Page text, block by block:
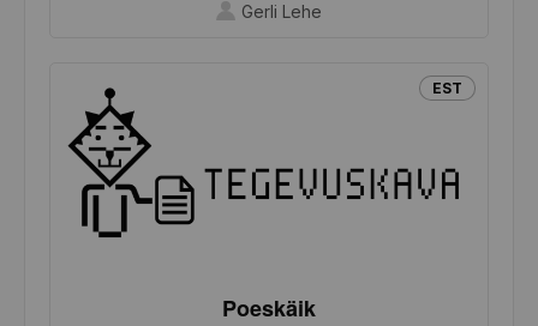
Gerli Lehe
EST
Poeskäik